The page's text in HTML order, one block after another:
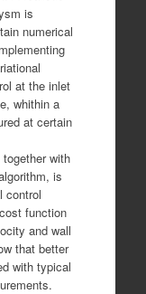
is
numerical
at the inlet
whithin a
at certain
with
is
control
function
and wall
that better
with typical